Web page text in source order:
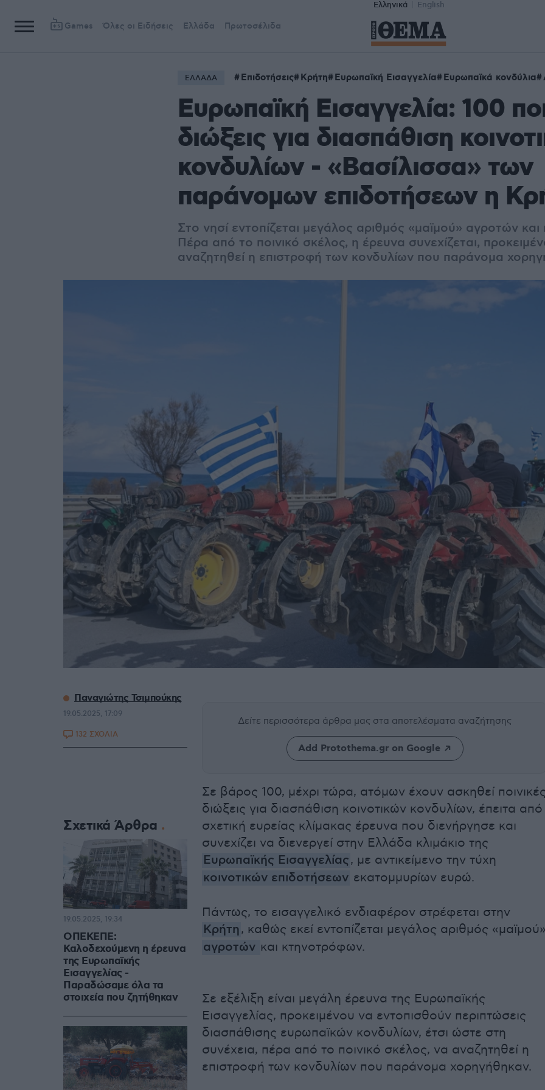
Ελληνικά English
Games Όλες οι Ειδήσεις Ελλάδα Πρωτοσέλιδα
ΕΛΛΑΔΑ Επιδοτήσεις Κρήτη Ευρωπαϊκή Εισαγγελία Ευρωπαϊκά κονδύλια
Ευρωπαϊκή Εισαγγελία: 100
διώξεις για διασπάθιση
κονδυλίων - «Βασίλισσα» των
παράνομων επιδοτήσεων η
Στο νησί εντοπίζεται μεγάλος αριθμός «μαϊμού» αγροτών
Πέρα από το ποινικό σκέλος, η έρευνα συνεχίζεται,
αναζητηθεί η επιστροφή των κονδυλίων που παράνομα
Δείτε περισσότερα άρθρα μας στα αποτελέσματα αναζήτησης
Add Protothema.gr on Google
Σε βάρος 100, μέχρι τώρα, ατόμων έχουν ασκηθεί
διώξεις για διασπάθιση κοινοτικών κονδυλίων, έπειτα από
σχετική ευρείας κλίμακας έρευνα που διενήργησε και
συνεχίζει να διενεργεί στην Ελλάδα κλιμάκιο της
Ευρωπαϊκής Εισαγγελίας, με αντικείμενο την τύχη
κοινοτικών επιδοτήσεων εκατομμυρίων ευρώ.
Πάντως, το εισαγγελικό ενδιαφέρον στρέφεται στην
Κρήτη, καθώς εκεί εντοπίζεται μεγάλος αριθμός
αγροτών και κτηνοτρόφων.
Σε εξέλιξη είναι μεγάλη έρευνα της Ευρωπαϊκής
Εισαγγελίας, προκειμένου να εντοπισθούν περιπτώσεις
διασπάθισης ευρωπαϊκών κονδυλίων, έτσι ώστε στη
συνέχεια, πέρα από το ποινικό σκέλος, να αναζητηθεί η
επιστροφή των κονδυλίων που παράνομα χορηγήθηκαν.
Παναγιώτης Τσιμπούκης
19.05.2025, 17:09
132 ΣΧΟΛΙΑ
Σχετικά Άρθρα
ΟΠΕΚΕΠΕ:
Καλοδεχούμενη η έρευνα
της Ευρωπαϊκής
Εισαγγελίας -
Παραδώσαμε όλα τα
στοιχεία που ζητήθηκαν
19.05.2025, 19:34